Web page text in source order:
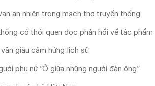
an nhiên trong mạch thơ truyền thống
không có thói quen đọc phản hồi về tác phẩm
văn giàu cảm hứng lịch sử
phụ nữ “Ở giữa những người đàn ông”